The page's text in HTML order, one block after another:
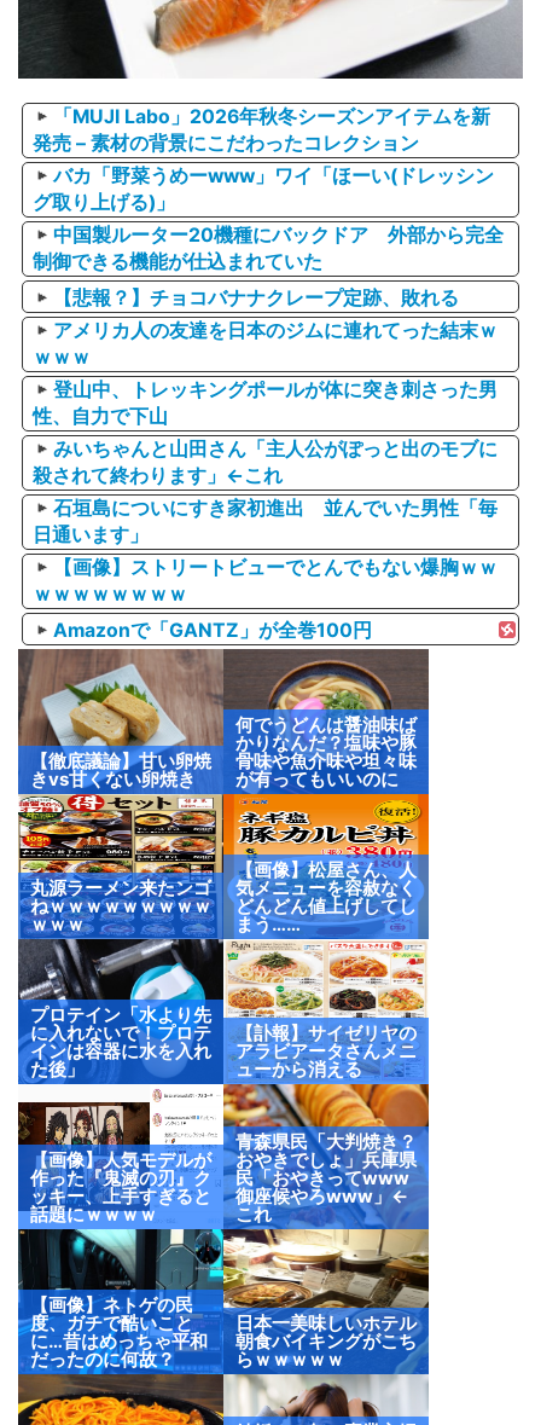
「MUJI Labo」2026年秋冬シーズンアイテムを新
発売 – 素材の背景にこだわったコレクション
バカ「野菜うめーwww」ワイ「ほーい(ドレッシン
グ取り上げる)」
中国製ルーター20機種にバックドア 外部から完全
制御できる機能が仕込まれていた
【悲報？】チョコバナナクレープ定跡、敗れる
アメリカ人の友達を日本のジムに連れてった結末ｗ
ｗｗｗ
登山中、トレッキングポールが体に突き刺さった男
性、自力で下山
みいちゃんと山田さん「主人公がぽっと出のモブに
殺されて終わります」←これ
石垣島についにすき家初進出 並んでいた男性「毎
日通います」
【画像】ストリートビューでとんでもない爆胸ｗｗ
ｗｗｗｗｗｗｗｗ
Amazonで「GANTZ」が全巻100円
【徹底議論】甘い卵焼
きvs甘くない卵焼き
何でうどんは醤油味ば
かりなんだ？塩味や豚
骨味や魚介味や坦々味
が有ってもいいのに
丸源ラーメン来たンゴ
ねｗｗｗｗｗｗｗｗｗ
ｗｗｗ
【画像】松屋さん、人
気メニューを容赦なく
どんどん値上げしてし
まう……
プロテイン「水より先
に入れないで！プロテ
インは容器に水を入れ
た後」
【訃報】サイゼリヤの
アラビアータさんメニ
ューから消える
【画像】人気モデルが
作った『鬼滅の刃』ク
ッキー、上手すぎると
話題にｗｗｗｗ
青森県民「大判焼き？
おやきでしょ」兵庫県
民「おやきってwww
御座候やろwww」←
これ
【画像】ネトゲの民
度、ガチで酷いこと
に…昔はめっちゃ平和
だったのに何故？
日本一美味しいホテル
朝食バイキングがこち
らｗｗｗｗｗ